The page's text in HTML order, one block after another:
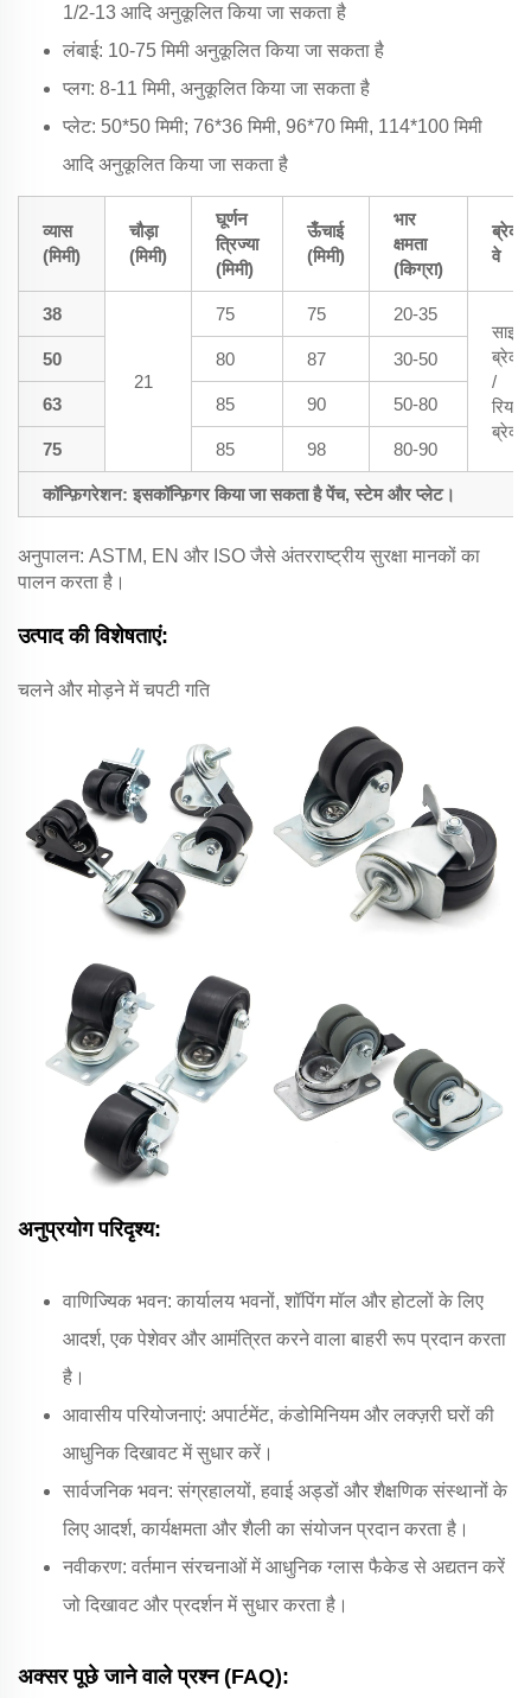
1/2-13 आदि अनुकूलित किया जा सकता है
लंबाई: 10-75 मिमी अनुकूलित किया जा सकता है
प्लग: 8-11 मिमी, अनुकूलित किया जा सकता है
प्लेट: 50*50 मिमी; 76*36 मिमी, 96*70 मिमी, 114*100 मिमी
आदि अनुकूलित किया जा सकता है
व्यास
(मिमी)
चौड़ा
(मिमी)
घूर्णन
त्रिज्या
(मिमी)
ऊँचाई
(मिमी)
भार
क्षमता
(किग्रा)
ब्रेक
वे
38
21
75 75
20-35
साइड
ब्रेक
/
रियर
ब्रेक
50 80 87 30-50
63 85 90 50-80
75 85 98 80-90
कॉन्फ़िगरेशन: इसकॉन्फ़िगर किया जा सकता है पेंच, स्टेम और प्लेट।
अनुपालन: ASTM, EN और ISO जैसे अंतरराष्ट्रीय सुरक्षा मानकों का
पालन करता है।
उत्पाद की विशेषताएं:
चलने और मोड़ने में चपटी गति
अनुप्रयोग परिदृश्य:
वाणिज्यिक भवन: कार्यालय भवनों, शॉपिंग मॉल और होटलों के लिए
आदर्श, एक पेशेवर और आमंत्रित करने वाला बाहरी रूप प्रदान करता
है।
आवासीय परियोजनाएं: अपार्टमेंट, कंडोमिनियम और लक्ज़री घरों की
आधुनिक दिखावट में सुधार करें।
सार्वजनिक भवन: संग्रहालयों, हवाई अड्डों और शैक्षणिक संस्थानों के
लिए आदर्श, कार्यक्षमता और शैली का संयोजन प्रदान करता है।
नवीकरण: वर्तमान संरचनाओं में आधुनिक ग्लास फैकेड से अद्यतन करें
जो दिखावट और प्रदर्शन में सुधार करता है।
अक्सर पूछे जाने वाले प्रश्न (FAQ):